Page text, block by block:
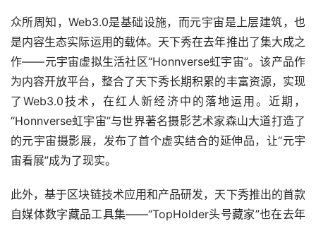
众所周知，Web3.0是基础设施，而元宇宙是上层建筑，也
是内容生态实际运用的载体。天下秀在去年推出了集大成之
作——元宇宙虚拟生活社区“Honnverse虹宇宙”。该产品作
为内容开放平台，整合了天下秀长期积累的丰富资源，实现
了Web3.0技术，在红人新经济中的落地运用。近期，
“Honnverse虹宇宙”与世界著名摄影艺术家森山大道打造了
的元宇宙摄影展，发布了首个虚实结合的延伸品，让“元宇
宙看展”成为了现实。
此外，基于区块链技术应用和产品研发，天下秀推出的首款
自媒体数字藏品工具集——“TopHolder头号藏家”也在去年